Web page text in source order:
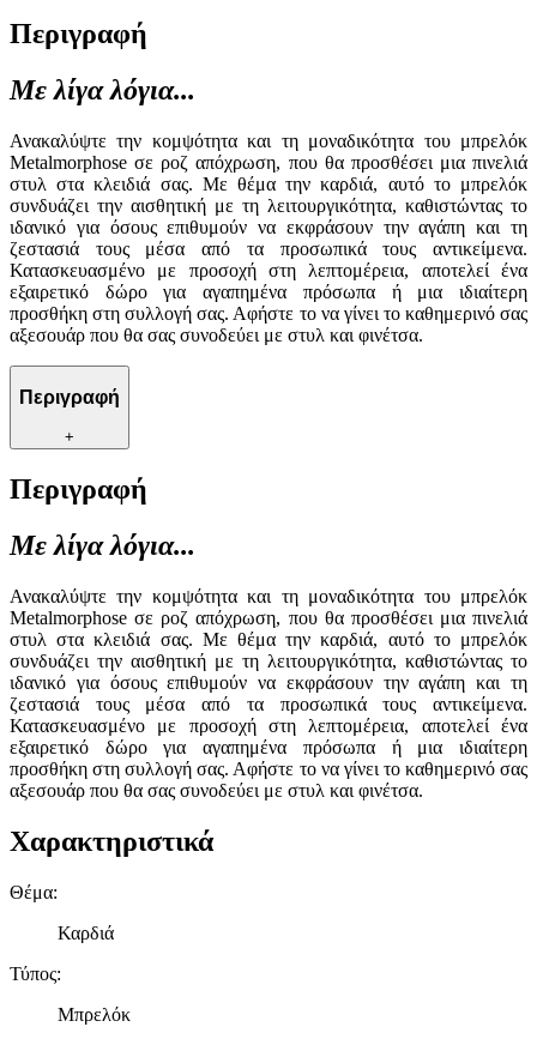
Περιγραφή
Με λίγα λόγια...
Ανακαλύψτε την κομψότητα και τη μοναδικότητα του μπρελόκ
Metalmorphose σε ροζ απόχρωση, που θα προσθέσει μια πινελιά
στυλ στα κλειδιά σας. Με θέμα την καρδιά, αυτό το μπρελόκ
συνδυάζει την αισθητική με τη λειτουργικότητα, καθιστώντας το
ιδανικό για όσους επιθυμούν να εκφράσουν την αγάπη και τη
ζεστασιά τους μέσα από τα προσωπικά τους αντικείμενα.
Κατασκευασμένο με προσοχή στη λεπτομέρεια, αποτελεί ένα
εξαιρετικό δώρο για αγαπημένα πρόσωπα ή μια ιδιαίτερη
προσθήκη στη συλλογή σας. Αφήστε το να γίνει το καθημερινό σας
αξεσουάρ που θα σας συνοδεύει με στυλ και φινέτσα.
Περιγραφή
+
Περιγραφή
Με λίγα λόγια...
Ανακαλύψτε την κομψότητα και τη μοναδικότητα του μπρελόκ
Metalmorphose σε ροζ απόχρωση, που θα προσθέσει μια πινελιά
στυλ στα κλειδιά σας. Με θέμα την καρδιά, αυτό το μπρελόκ
συνδυάζει την αισθητική με τη λειτουργικότητα, καθιστώντας το
ιδανικό για όσους επιθυμούν να εκφράσουν την αγάπη και τη
ζεστασιά τους μέσα από τα προσωπικά τους αντικείμενα.
Κατασκευασμένο με προσοχή στη λεπτομέρεια, αποτελεί ένα
εξαιρετικό δώρο για αγαπημένα πρόσωπα ή μια ιδιαίτερη
προσθήκη στη συλλογή σας. Αφήστε το να γίνει το καθημερινό σας
αξεσουάρ που θα σας συνοδεύει με στυλ και φινέτσα.
Χαρακτηριστικά
Θέμα:
Καρδιά
Τύπος:
Μπρελόκ